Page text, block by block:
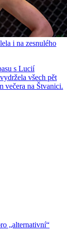
i na zesnulého
s Lucií
všech pět
večera na Štvanici.
„alternativní“